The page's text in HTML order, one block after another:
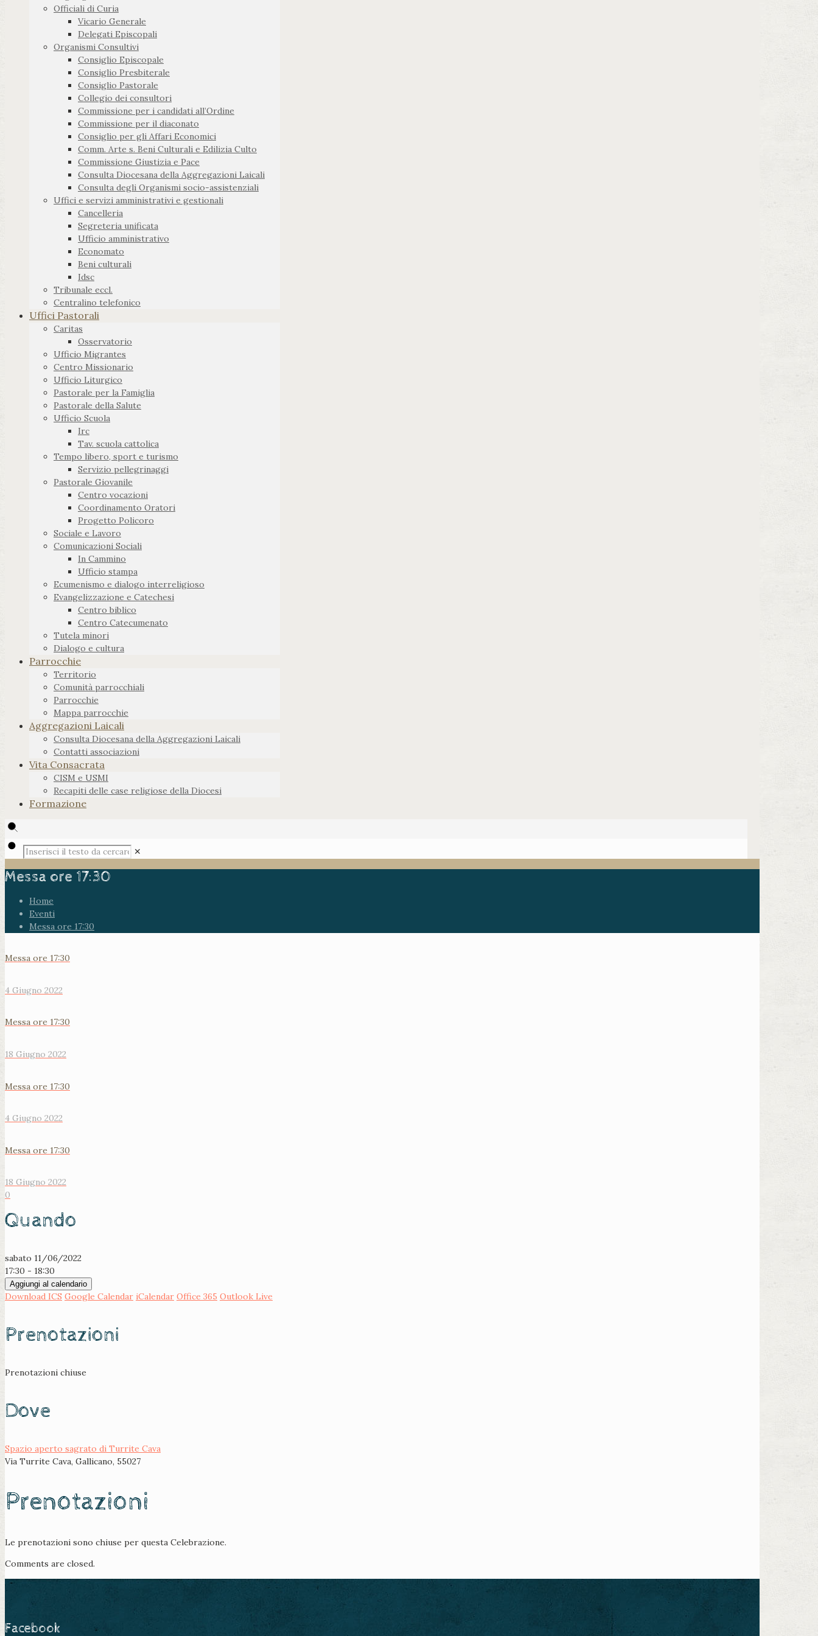
Officiali di Curia
Vicario Generale
Delegati Episcopali
Organismi Consultivi
Consiglio Episcopale
Consiglio Presbiterale
Consiglio Pastorale
Collegio dei consultori
Commissione per i candidati all’Ordine
Commissione per il diaconato
Consiglio per gli Affari Economici
Comm. Arte s. Beni Culturali e Edilizia Culto
Commissione Giustizia e Pace
Consulta Diocesana della Aggregazioni Laicali
Consulta degli Organismi socio-assistenziali
Uffici e servizi amministrativi e gestionali
Cancelleria
Segreteria unificata
Ufficio amministrativo
Economato
Beni culturali
Idsc
Tribunale eccl.
Centralino telefonico
Uffici Pastorali
Caritas
Osservatorio
Ufficio Migrantes
Centro Missionario
Ufficio Liturgico
Pastorale per la Famiglia
Pastorale della Salute
Ufficio Scuola
Irc
Tav. scuola cattolica
Tempo libero, sport e turismo
Servizio pellegrinaggi
Pastorale Giovanile
Centro vocazioni
Coordinamento Oratori
Progetto Policoro
Sociale e Lavoro
Comunicazioni Sociali
In Cammino
Ufficio stampa
Ecumenismo e dialogo interreligioso
Evangelizzazione e Catechesi
Centro biblico
Centro Catecumenato
Tutela minori
Dialogo e cultura
Parrocchie
Territorio
Comunità parrocchiali
Parrocchie
Mappa parrocchie
Aggregazioni Laicali
Consulta Diocesana della Aggregazioni Laicali
Contatti associazioni
Vita Consacrata
CISM e USMI
Recapiti delle case religiose della Diocesi
Formazione
✕
Messa ore 17:30
Home
Eventi
Messa ore 17:30
Messa ore 17:30
4 Giugno 2022
Messa ore 17:30
18 Giugno 2022
Messa ore 17:30
4 Giugno 2022
Messa ore 17:30
18 Giugno 2022
0
Quando
sabato 11/06/2022
17:30 - 18:30
Aggiungi al calendario
Download ICS Google Calendar iCalendar Office 365 Outlook Live
Prenotazioni
Prenotazioni chiuse
Dove
Spazio aperto sagrato di Turrite Cava
Via Turrite Cava, Gallicano, 55027
Prenotazioni
Le prenotazioni sono chiuse per questa Celebrazione.
Comments are closed.
Facebook